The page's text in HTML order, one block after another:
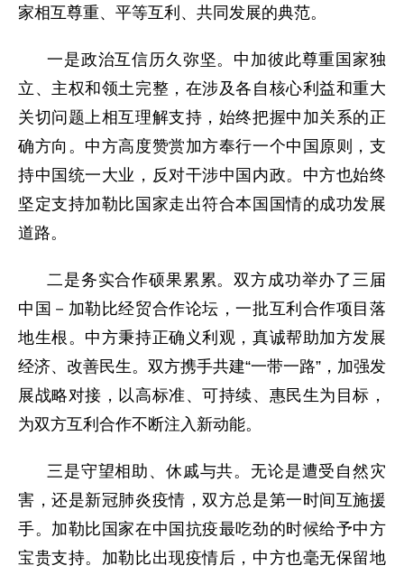
家相互尊重、平等互利、共同发展的典范。
一是政治互信历久弥坚。中加彼此尊重国家独
立、主权和领土完整，在涉及各自核心利益和重大
关切问题上相互理解支持，始终把握中加关系的正
确方向。中方高度赞赏加方奉行一个中国原则，支
持中国统一大业，反对干涉中国内政。中方也始终
坚定支持加勒比国家走出符合本国国情的成功发展
道路。
二是务实合作硕果累累。双方成功举办了三届
中国－加勒比经贸合作论坛，一批互利合作项目落
地生根。中方秉持正确义利观，真诚帮助加方发展
经济、改善民生。双方携手共建“一带一路”，加强发
展战略对接，以高标准、可持续、惠民生为目标，
为双方互利合作不断注入新动能。
三是守望相助、休戚与共。无论是遭受自然灾
害，还是新冠肺炎疫情，双方总是第一时间互施援
手。加勒比国家在中国抗疫最吃劲的时候给予中方
宝贵支持。加勒比出现疫情后，中方也毫无保留地